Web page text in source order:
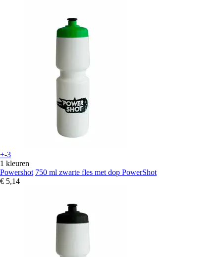
+-3
1 kleuren
Powershot 750 ml zwarte fles met dop PowerShot
€ 5,14